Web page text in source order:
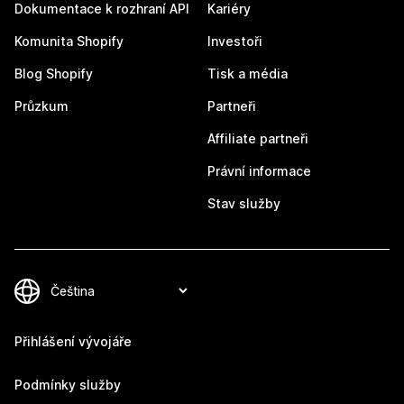
Dokumentace k rozhraní API
Komunita Shopify
Blog Shopify
Průzkum
Kariéry
Investoři
Tisk a média
Partneři
Affiliate partneři
Právní informace
Stav služby
Přihlášení vývojáře
Podmínky služby